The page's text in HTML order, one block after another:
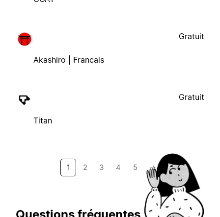
Akashiro | Francais
Gratuit
Titan
Gratuit
1 2 3 4 5 →
Questions fréquentes